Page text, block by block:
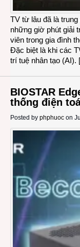
TV từ lâu đã là
những giờ phút giải
viên trong gia đình
Đặc biệt là khi các
trí tuệ nhân tạo
BIOSTAR
thống điện
Posted by phphuoc on